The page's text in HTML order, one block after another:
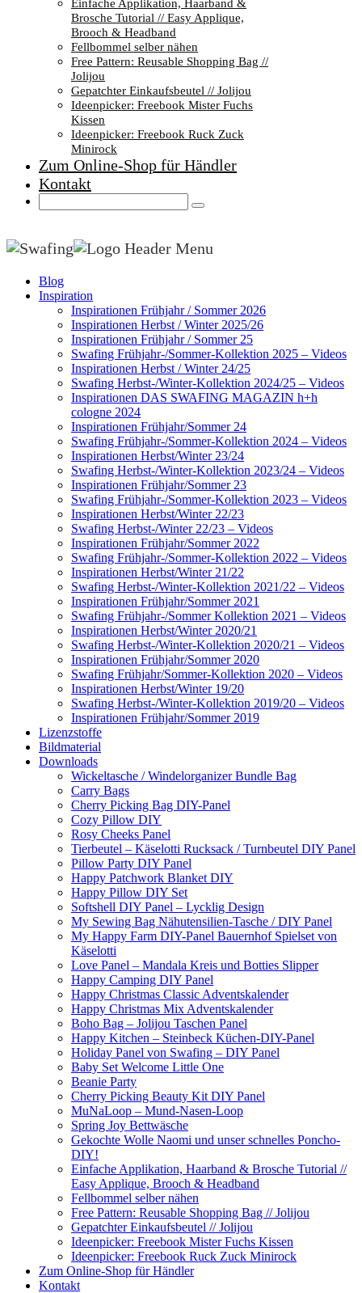
Einfache Applikation, Haarband &
Brosche Tutorial // Easy Applique,
Brooch & Headband
Fellbommel selber nähen
Free Pattern: Reusable Shopping Bag //
Jolijou
Gepatchter Einkaufsbeutel // Jolijou
Ideenpicker: Freebook Mister Fuchs
Kissen
Ideenpicker: Freebook Ruck Zuck
Minirock
Zum Online-Shop für Händler
Kontakt
Blog
Inspiration
Inspirationen Frühjahr / Sommer 2026
Inspirationen Herbst / Winter 2025/26
Inspirationen Frühjahr / Sommer 25
Swafing Frühjahr-/Sommer-Kollektion 2025 – Videos
Inspirationen Herbst / Winter 24/25
Swafing Herbst-/Winter-Kollektion 2024/25 – Videos
Inspirationen DAS SWAFING MAGAZIN h+h
cologne 2024
Inspirationen Frühjahr/Sommer 24
Swafing Frühjahr-/Sommer-Kollektion 2024 – Videos
Inspirationen Herbst/Winter 23/24
Swafing Herbst-/Winter-Kollektion 2023/24 – Videos
Inspirationen Frühjahr/Sommer 23
Swafing Frühjahr-/Sommer-Kollektion 2023 – Videos
Inspirationen Herbst/Winter 22/23
Swafing Herbst-/Winter 22/23 – Videos
Inspirationen Frühjahr/Sommer 2022
Swafing Frühjahr-/Sommer-Kollektion 2022 – Videos
Inspirationen Herbst/Winter 21/22
Swafing Herbst-/Winter-Kollektion 2021/22 – Videos
Inspirationen Frühjahr/Sommer 2021
Swafing Frühjahr-/Sommer Kollektion 2021 – Videos
Inspirationen Herbst/Winter 2020/21
Swafing Herbst-/Winter-Kollektion 2020/21 – Videos
Inspirationen Frühjahr/Sommer 2020
Swafing Frühjahr/Sommer-Kollektion 2020 – Videos
Inspirationen Herbst/Winter 19/20
Swafing Herbst-/Winter-Kollektion 2019/20 – Videos
Inspirationen Frühjahr/Sommer 2019
Lizenzstoffe
Bildmaterial
Downloads
Wickeltasche / Windelorganizer Bundle Bag
Carry Bags
Cherry Picking Bag DIY-Panel
Cozy Pillow DIY
Rosy Cheeks Panel
Tierbeutel – Käselotti Rucksack / Turnbeutel DIY Panel
Pillow Party DIY Panel
Happy Patchwork Blanket DIY
Happy Pillow DIY Set
Softshell DIY Panel – Lycklig Design
My Sewing Bag Nähutensilien-Tasche / DIY Panel
My Happy Farm DIY-Panel Bauernhof Spielset von
Käselotti
Love Panel – Mandala Kreis und Botties Slipper
Happy Camping DIY Panel
Happy Christmas Classic Adventskalender
Happy Christmas Mix Adventskalender
Boho Bag – Jolijou Taschen Panel
Happy Kitchen – Steinbeck Küchen-DIY-Panel
Holiday Panel von Swafing – DIY Panel
Baby Set Welcome Little One
Beanie Party
Cherry Picking Beauty Kit DIY Panel
MuNaLoop – Mund-Nasen-Loop
Spring Joy Bettwäsche
Gekochte Wolle Naomi und unser schnelles Poncho-
DIY!
Einfache Applikation, Haarband & Brosche Tutorial //
Easy Applique, Brooch & Headband
Fellbommel selber nähen
Free Pattern: Reusable Shopping Bag // Jolijou
Gepatchter Einkaufsbeutel // Jolijou
Ideenpicker: Freebook Mister Fuchs Kissen
Ideenpicker: Freebook Ruck Zuck Minirock
Zum Online-Shop für Händler
Kontakt